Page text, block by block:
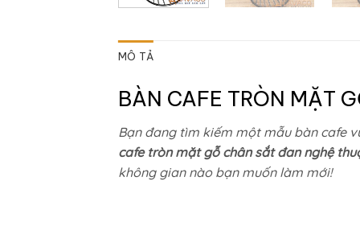
MÔ TẢ
BÀN CAFE TRÒN MẶT
Bạn đang tìm kiếm một mẫu bàn cafe
cafe tròn mặt gỗ chân sắt đan nghệ
không gian nào bạn muốn làm mới!